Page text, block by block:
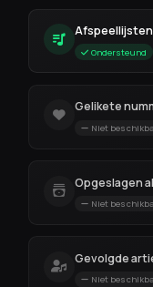
Ondersteund
Gelikete
Niet
Opgeslagen
Niet
Gevolgde
Niet